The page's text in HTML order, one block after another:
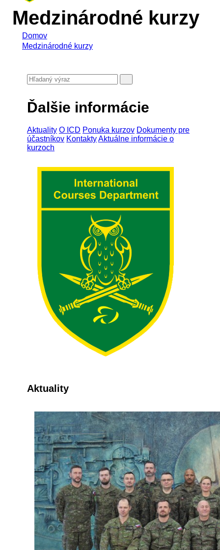
Medzinárodné kurzy
Domov
Medzinárodné kurzy
Ďalšie informácie
Aktuality O ICD Ponuka kurzov Dokumenty pre
účastníkov KontaktyAktuálne informácie o
kurzoch
Aktuality